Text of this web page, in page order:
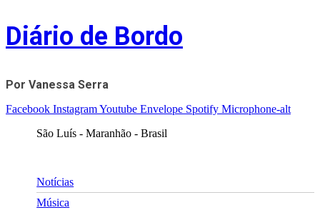
Skip
to
content
Diário de Bordo
Por Vanessa Serra
Facebook InstagramYoutube Envelope Spotify Microphone-alt
São Luís - Maranhão - Brasil
Notícias
Música